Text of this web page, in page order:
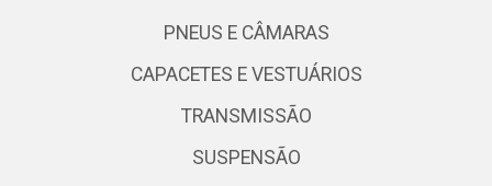
PNEUS E CÂMARAS
CAPACETES E VESTUÁRIOS
TRANSMISSÃO
SUSPENSÃO